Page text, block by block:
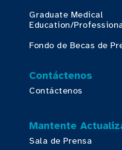
Graduate Medical
Education/
Fondo de Becas de
Contáctenos
Contáctenos
Mantente
Sala de Prensa